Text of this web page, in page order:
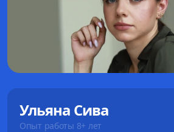
Ульяна Сива
Опыт работы 8+ лет